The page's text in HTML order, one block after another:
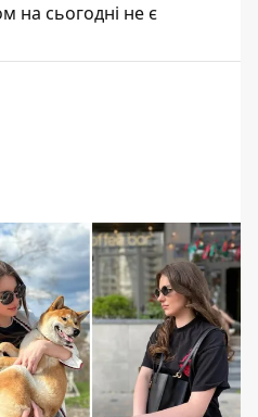
на сьогодні не є